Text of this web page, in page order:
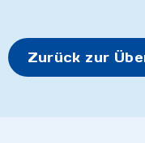
Zurück zur